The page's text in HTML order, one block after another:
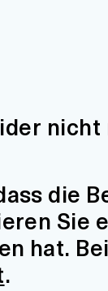
die
Sie
hat.
.